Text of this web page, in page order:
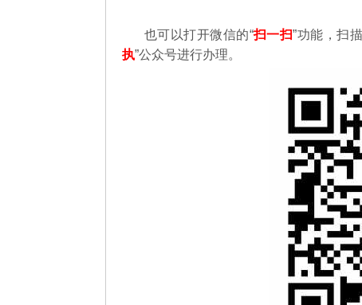
也可以打开微信的“扫一扫”功能，扫
执”公众号进行办理。